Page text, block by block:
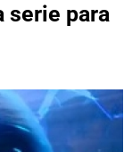
serie para